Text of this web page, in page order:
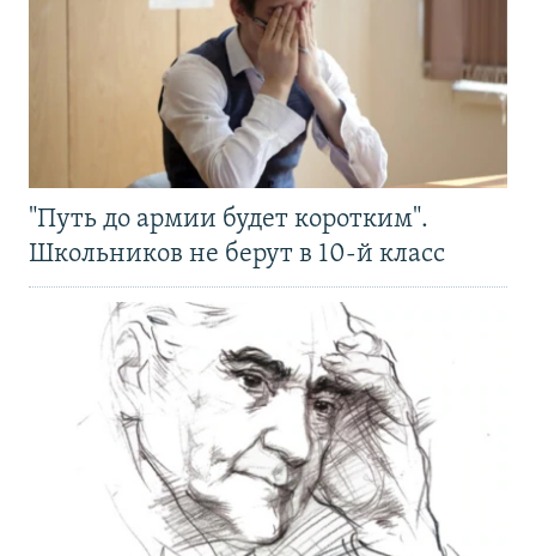
"Путь до армии будет коротким".
Школьников не берут в 10-й класс